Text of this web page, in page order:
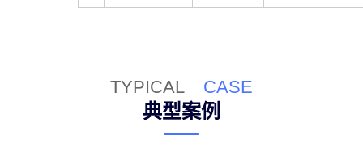
TYPICAL CASE
典型案例